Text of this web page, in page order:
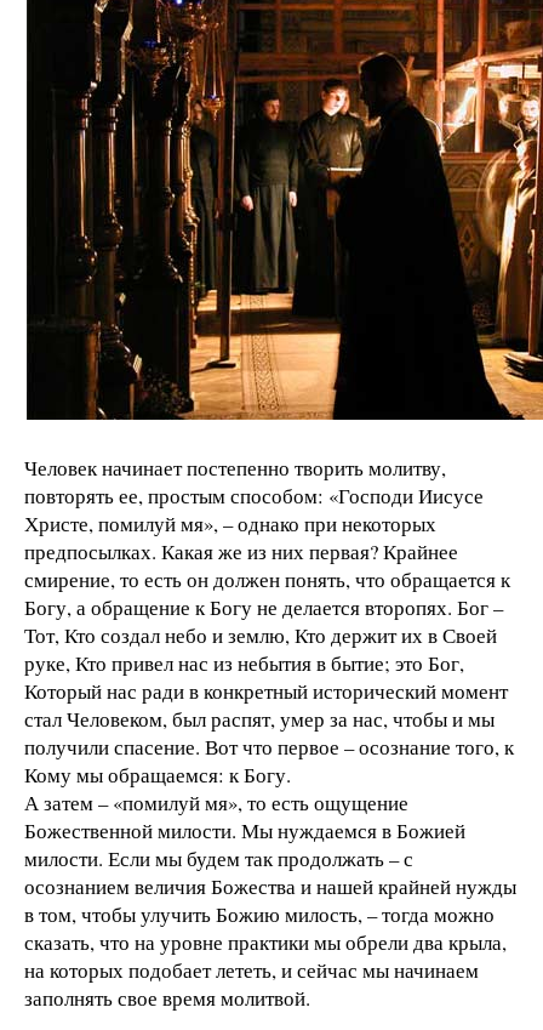
Человек начинает постепенно творить молитву,
повторять ее, простым способом: «Господи Иисусе
Христе, помилуй мя», – однако при некоторых
предпосылках. Какая же из них первая? Крайнее
смирение, то есть он должен понять, что обращается к
Богу, а обращение к Богу не делается второпях. Бог –
Тот, Кто создал небо и землю, Кто держит их в Своей
руке, Кто привел нас из небытия в бытие; это Бог,
Который нас ради в конкретный исторический момент
стал Человеком, был распят, умер за нас, чтобы и мы
получили спасение. Вот что первое – осознание того, к
Кому мы обращаемся: к Богу.
А затем – «помилуй мя», то есть ощущение
Божественной милости. Мы нуждаемся в Божией
милости. Если мы будем так продолжать – с
осознанием величия Божества и нашей крайней нужды
в том, чтобы улучить Божию милость, – тогда можно
сказать, что на уровне практики мы обрели два крыла,
на которых подобает лететь, и сейчас мы начинаем
заполнять свое время молитвой.